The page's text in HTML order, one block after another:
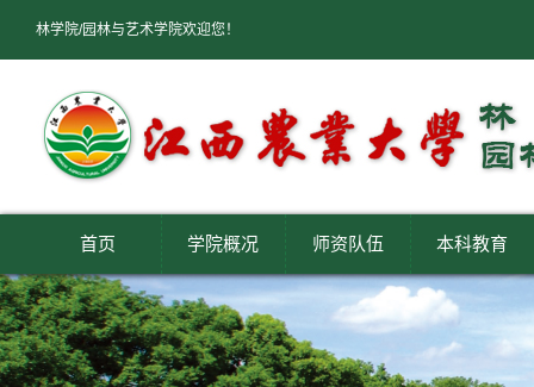
林学院/园林与艺术学院欢迎您！
首页 学院概况 师资队伍 本科教育